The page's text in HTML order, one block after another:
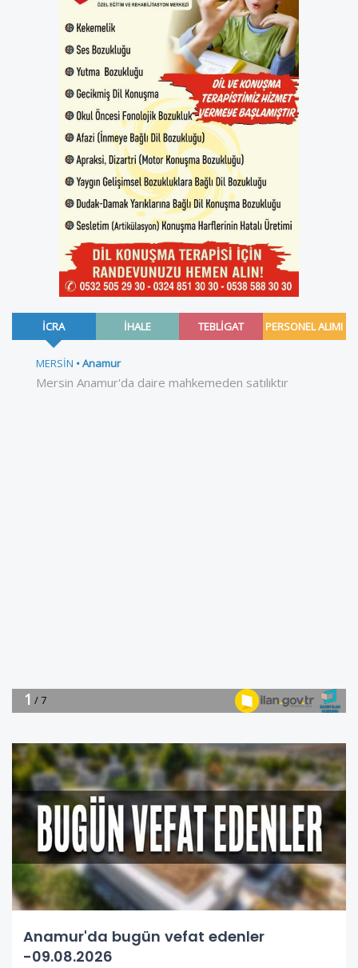
Anamur'da bugün vefat edenler
-09.08.2026